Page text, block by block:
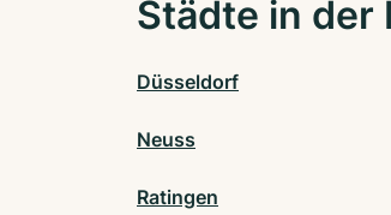
Städte in der
Düsseldorf
Neuss
Ratingen